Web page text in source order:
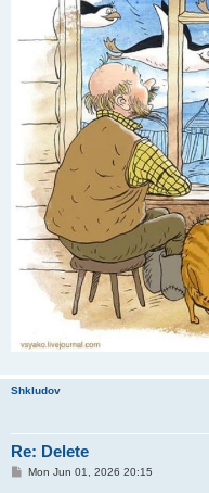
Shkludov
Re: Delete
PMon Jun 01, 2026 20:15